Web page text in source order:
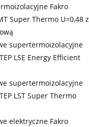
Fakro
Super Thermo U=0,48 z
supertermoizolacyjne
LSE Energy Efficient
supertermoizolacyjne
LST Super Thermo
elektryczne Fakro